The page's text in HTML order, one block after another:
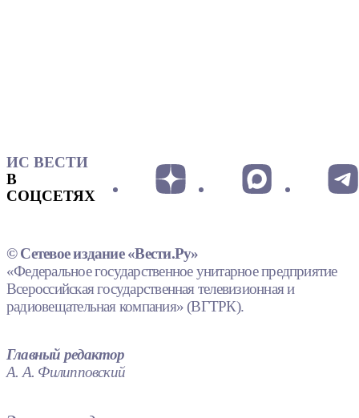
ИС ВЕСТИ
В
СОЦСЕТЯХ
© Сетевое издание «Вести.Ру»
«Федеральное государственное унитарное предприятие
Всероссийская государственная телевизионная и
радиовещательная компания» (ВГТРК).
Главный редактор
А. А. Филипповский